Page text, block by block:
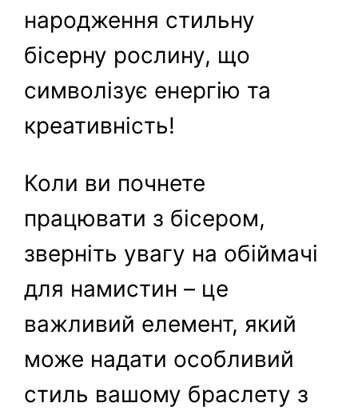
народження стильну
бісерну рослину, що
символізує енергію та
креативність!
Коли ви почнете
працювати з бісером,
зверніть увагу на обіймачі
для намистин – це
важливий елемент, який
може надати особливий
стиль вашому браслету з